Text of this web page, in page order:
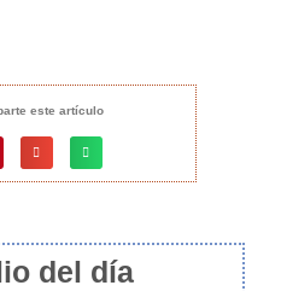
este artículo
del día